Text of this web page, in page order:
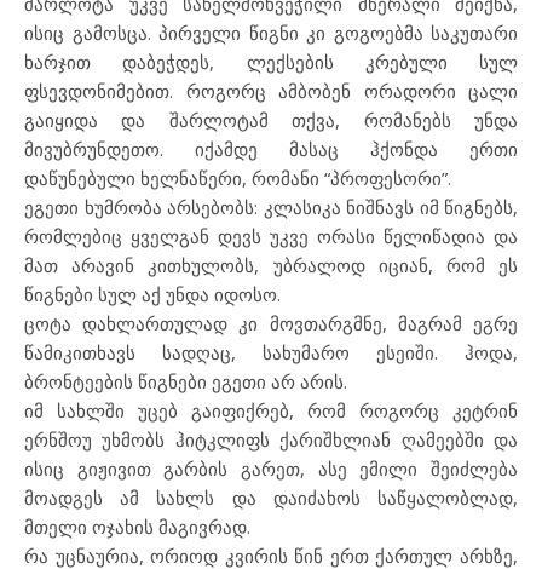
ისიც გამოსცა. პირველი წიგნი კი გოგოებმა საკუთარი
ხარჯით დაბეჭდეს, ლექსების კრებული სულ
ფსევდონიმებით. როგორც ამბობენ ორადორი ცალი
გაიყიდა და შარლოტამ თქვა, რომანებს უნდა
მივუბრუნდეთო. იქამდე მასაც ჰქონდა ერთი
დაწუნებული ხელნაწერი, რომანი “პროფესორი”.
ეგეთი ხუმრობა არსებობს: კლასიკა ნიშნავს იმ წიგნებს,
რომლებიც ყველგან დევს უკვე ორასი წელიწადია და
მათ არავინ კითხულობს, უბრალოდ იციან, რომ ეს
წიგნები სულ აქ უნდა იდოსო.
ცოტა დახლართულად კი მოვთარგმნე, მაგრამ ეგრე
წამიკითხავს სადღაც, სახუმარო ესეიში. ჰოდა,
ბრონტეების წიგნები ეგეთი არ არის.
იმ სახლში უცებ გაიფიქრებ, რომ როგორც კეტრინ
ერნშოუ უხმობს ჰიტკლიფს ქარიშხლიან ღამეებში და
ისიც გიჟივით გარბის გარეთ, ასე ემილი შეიძლება
მოადგეს ამ სახლს და დაიძახოს საწყალობლად,
მთელი ოჯახის მაგივრად.
რა უცნაურია, ორიოდ კვირის წინ ერთ ქართულ არხზე,